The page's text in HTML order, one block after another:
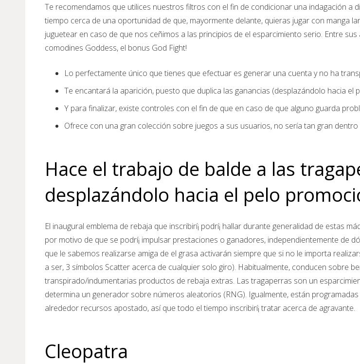
Te recomendamos que utilices nuestros filtros con el fin de condicionar una indagación
tiempo cerca de una oportunidad de que, mayormente delante, quieras jugar con manga
juguetear en caso de que nos ceñimos a las principios de el esparcimiento serio. Entre
comodines Goddess, el bonus God Fight!
Lo perfectamente único que tienes que efectuar es generar una cuenta y no ha
Te encantará la aparición, puesto que duplica las ganancias (desplazándolo hacia el
Y para finalizar, existe controles con el fin de que en caso de que alguno guarda
Ofrece con una gran colección sobre juegos a sus usuarios, no serí­a tan gran
Hace el trabajo de balde a las
desplazándolo hacia el pelo
El inaugural emblema de rebaja que inscribirí¡ podrí¡ hallar durante generalidad de estas
por motivo de que se podrí¡ impulsar prestaciones o ganadores, independientemente de
que le sabemos realizarse amiga de el grasa activarán siempre que si no le importa
a ser, 3 símbolos Scatter acerca de cualquier solo giro). Habitualmente, conducen sobre
transpirado/indumentarias productos de rebaja extras. Las tragaperras son un
determina un generador sobre números aleatorios (RNG). Igualmente, están
alrededor recursos apostado, así que todo el tiempo inscribirí¡ tratar acerca de agravante.
Cleopatra